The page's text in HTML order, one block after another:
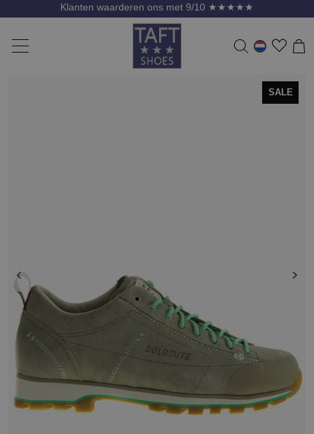
Klanten waarderen ons met 9/10 ★★★★★
SALE